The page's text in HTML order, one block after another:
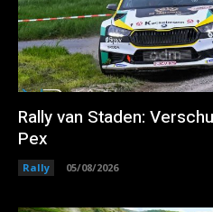
Rally van Staden:
Pex
Rally 05/08/2026